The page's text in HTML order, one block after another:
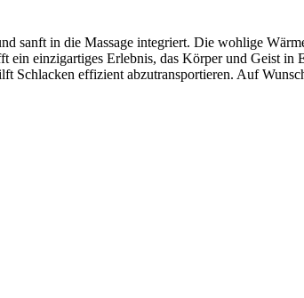
sanft in die Massage integriert. Die wohlige
ein einzigartiges Erlebnis, das Körper und Geist
Schlacken effizient abzutransportieren. Auf